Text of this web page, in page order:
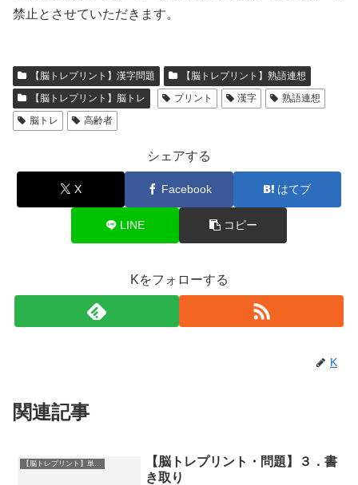
禁止とさせていただきます。
【脳トレプリント】漢字問題
【脳トレプリント】熟語連想
【脳トレプリント】脳トレ
プリント 漢字
熟語連想
脳トレ
高齢者
シェアする
X Facebook はてブ
LINE コピー
Kをフォローする
K
関連記事
【脳トレプリント・問題】３．書
き取り